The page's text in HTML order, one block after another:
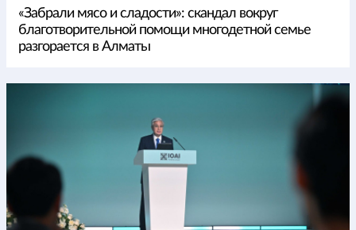
«Забрали мясо и сладости»: скандал вокруг
благотворительной помощи многодетной семье
разгорается в Алматы